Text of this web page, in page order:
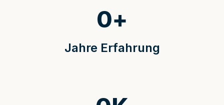
Jahre Erfahrung
0+